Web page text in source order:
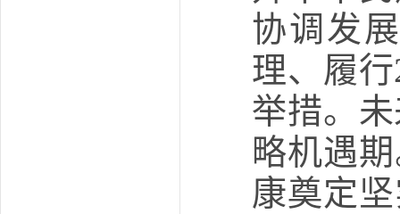
协调发
理、履
举措。
略机遇
康奠定